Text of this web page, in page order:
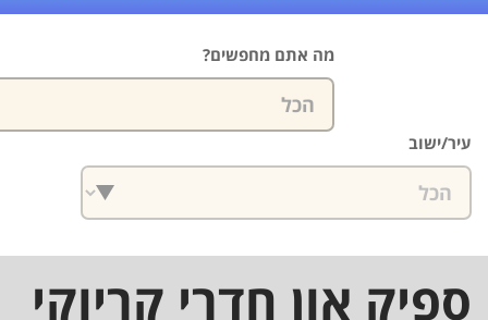
מה אתם מחפשים?
עיר/ישוב
ספיק און חדרי קריוקי